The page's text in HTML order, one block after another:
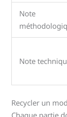
Note
Note
Recycler un
Chaque partie